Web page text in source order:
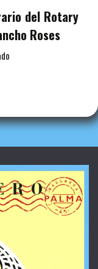
del Rotary
Roses